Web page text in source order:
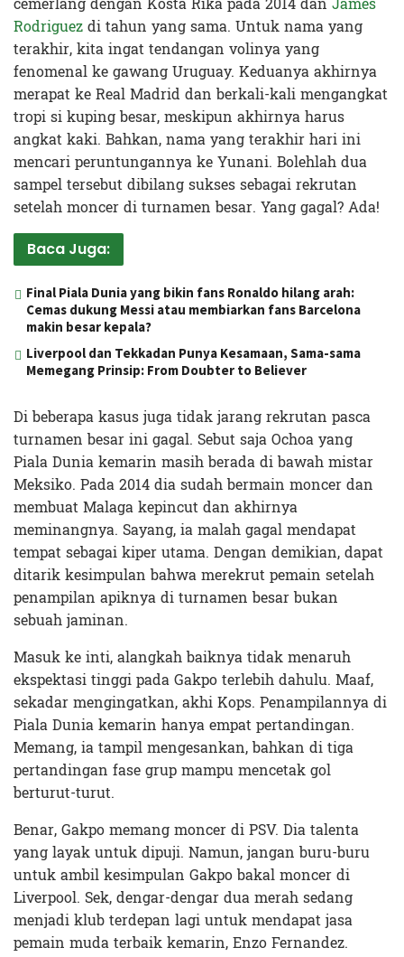
Rodriguezdi tahun yang sama. Untuk nama yang
terakhir, kita ingat tendangan volinya yang
fenomenal ke gawang Uruguay. Keduanya akhirnya
merapat ke Real Madrid dan berkali-kali mengangkat
tropi si kuping besar, meskipun akhirnya harus
angkat kaki. Bahkan, nama yang terakhir hari ini
mencari peruntungannya ke Yunani. Bolehlah dua
sampel tersebut dibilang sukses sebagai rekrutan
setelah moncer di turnamen besar. Yang gagal? Ada!
Baca Juga:
Final Piala Dunia yang bikin fans Ronaldo hilang arah:
Cemas dukung Messi atau membiarkan fans Barcelona
makin besar kepala?
Liverpool dan Tekkadan Punya Kesamaan, Sama-sama
Memegang Prinsip: From Doubter to Believer
Di beberapa kasus juga tidak jarang rekrutan pasca
turnamen besar ini gagal. Sebut saja Ochoa yang
Piala Dunia kemarin masih berada di bawah mistar
Meksiko. Pada 2014 dia sudah bermain moncer dan
membuat Malaga kepincut dan akhirnya
meminangnya. Sayang, ia malah gagal mendapat
tempat sebagai kiper utama. Dengan demikian, dapat
ditarik kesimpulan bahwa merekrut pemain setelah
penampilan apiknya di turnamen besar bukan
sebuah jaminan.
Masuk ke inti, alangkah baiknya tidak menaruh
ekspektasi tinggi pada Gakpo terlebih dahulu. Maaf,
sekadar mengingatkan, akhi Kops. Penampilannya di
Piala Dunia kemarin hanya empat pertandingan.
Memang, ia tampil mengesankan, bahkan di tiga
pertandingan fase grup mampu mencetak gol
berturut-turut.
Benar, Gakpo memang moncer di PSV. Dia talenta
yang layak untuk dipuji. Namun, jangan buru-buru
untuk ambil kesimpulan Gakpo bakal moncer di
Liverpool. Sek, dengar-dengar dua merah sedang
menjadi klub terdepan lagi untuk mendapat jasa
pemain muda terbaik kemarin, Enzo Fernandez.